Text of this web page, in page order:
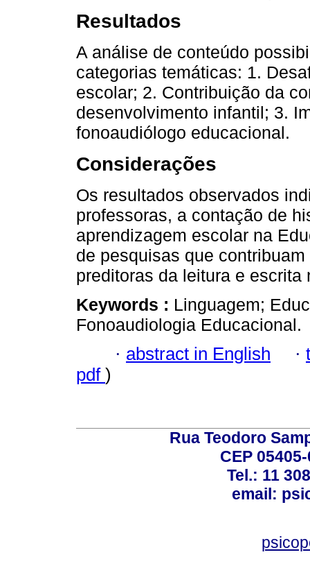
Resultados
A análise de conteúdo
categorias temáticas: 1.
escolar; 2. Contribuição da
desenvolvimento infantil; 3.
fonoaudiólogo educacional.
Considerações
Os resultados observados
professoras, a contação de
aprendizagem escolar na
de pesquisas que
preditoras da leitura e
Keywords : Linguagem;
Fonoaudiologia Educacional.
· abstract in English ·
pdf )
Rua Teodoro
CEP
Tel.: 11
email: